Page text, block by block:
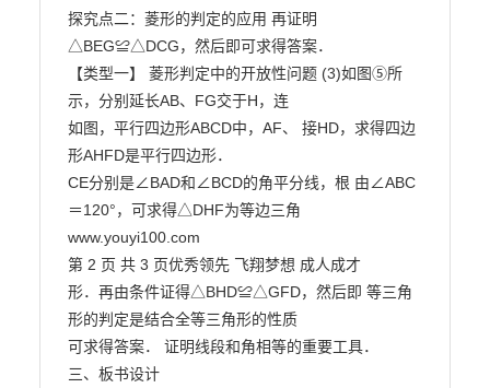
探究点二：菱形的判定的应用 再证明
△BEG≌△DCG，然后即可求得答案．
【类型一】 菱形判定中的开放性问题 (3)如图⑤所
示，分别延长AB、FG交于H，连
如图，平行四边形ABCD中，AF、 接HD，求得四边
形AHFD是平行四边形．
CE分别是∠BAD和∠BCD的角平分线，根 由∠ABC
＝120°，可求得△DHF为等边三角
www.youyi100.com
第 2 页 共 3 页优秀领先 飞翔梦想 成人成才
形．再由条件证得△BHD≌△GFD，然后即 等三角
形的判定是结合全等三角形的性质
可求得答案． 证明线段和角相等的重要工具．
三、板书设计